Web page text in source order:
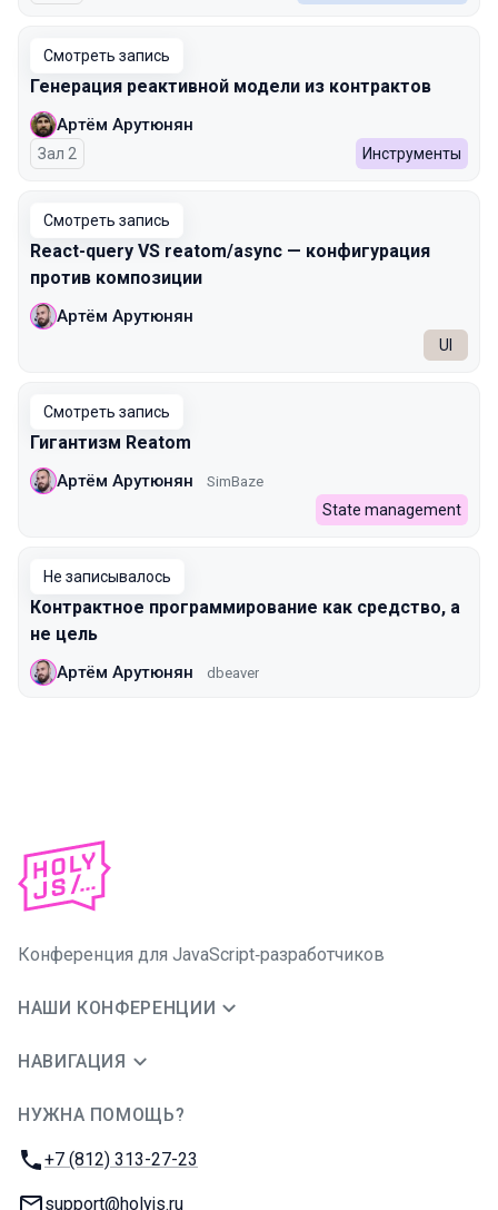
Смотреть запись
Генерация реактивной модели из контрактов
Артём Арутюнян
Зал 2 Инструменты
Смотреть запись
React-query VS reatom/async — конфигурация
против композиции
Артём Арутюнян
UI
Смотреть запись
Гигантизм Reatom
Артём Арутюнян SimBaze
State management
Не записывалось
Контрактное программирование как средство, а
не цель
Артём Арутюнян dbeaver
Конференция для JavaScript‑разработчиков
НАШИ КОНФЕРЕНЦИИ
НАВИГАЦИЯ
НУЖНА ПОМОЩЬ?
Телефон:
+7 (812) 313-27-23
E-mail:
support@holyjs.ru